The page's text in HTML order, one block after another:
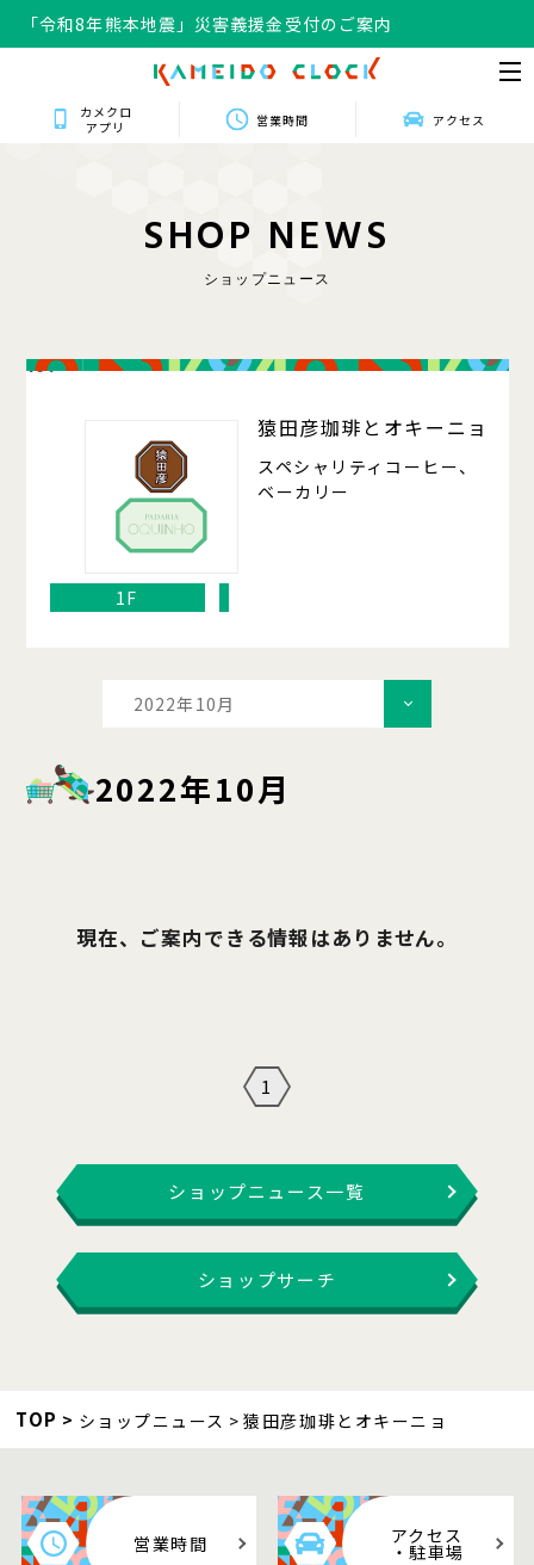
「令和8年熊本地震」災害義援金受付のご案内
カメクロ
アプリ
営業時間 アクセス
SHOP NEWS
ショップニュース
101
猿田彦珈琲とオキーニョ
スペシャリティコーヒー、
ベーカリー
1F
2022年10月
2022年10月
現在、ご案内できる情報はありません。
1
ショップニュース一覧
ショップサーチ
TOP ショップニュース 猿田彦珈琲とオキーニョ
営業時間 アクセス
・駐車場